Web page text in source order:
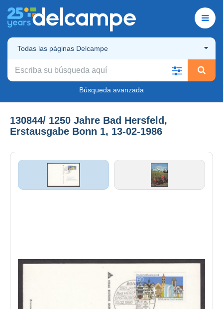
Todas las páginas Delcampe
Búsqueda avanzada
130844/ 1250 Jahre Bad Hersfeld,
Erstausgabe Bonn 1, 13-02-1986